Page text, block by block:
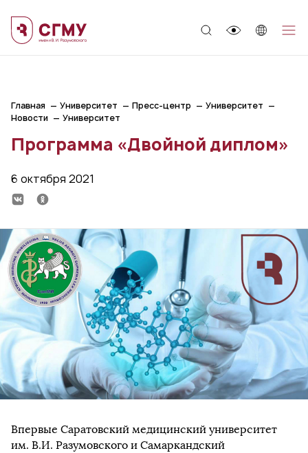
Главная Университет Пресс-центр
Университет
Новости
Университет
Программа «Двойной диплом»
6 октября 2021
Впервые Саратовский медицинский университет
им. В.И. Разумовского и Самаркандский